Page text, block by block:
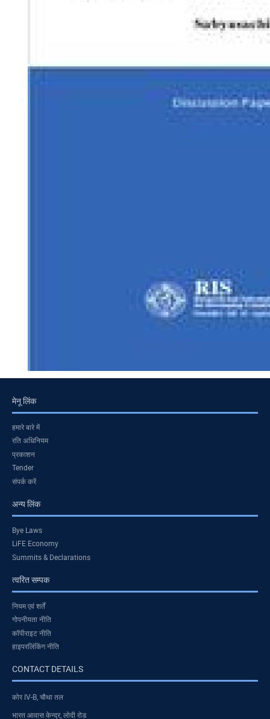
मेनू लिंक
हमारे बारे में
रति अधिनियम
प्रकाशन
Tender
संपर्क करें
अन्य लिंक
Bye Laws
LiFE Economy
Summits & Declarations
त्वरित सम्पक
नियम एवं शर्तें
गोपनीयता नीति
कॉपीराइट नीति
हाइपरलिंकिंग नीति
CONTACT DETAILS
कोर IV-B, चौथा तल
भारत आवास केन्द्र, लोदी रोड